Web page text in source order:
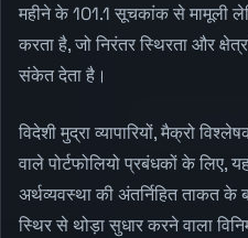
महीने के 101.1 सूचकांक से मामूली
करता है, जो निरंतर स्थिरता और
संकेत देता है।
विदेशी मुद्रा व्यापारियों, मैक्रो
वाले पोर्टफोलियो प्रबंधकों के लिए,
अर्थव्यवस्था की अंतर्निहित ताकत के
स्थिर से थोड़ा सुधार करने वाला